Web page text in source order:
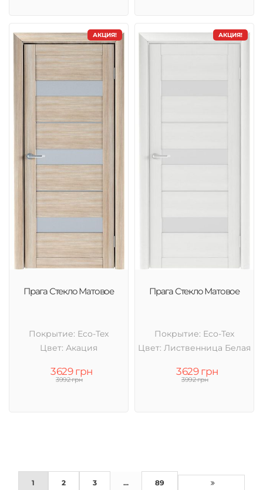
АКЦИЯ!
Прага Стекло Матовое
Покрытие: Eco-Tex
Цвет: Акация
3629 грн
3992 грн
АКЦИЯ!
Прага Стекло Матовое
Покрытие: Eco-Tex
Цвет: Лиственница Белая
3629 грн
3992 грн
1 2 3 ... 89